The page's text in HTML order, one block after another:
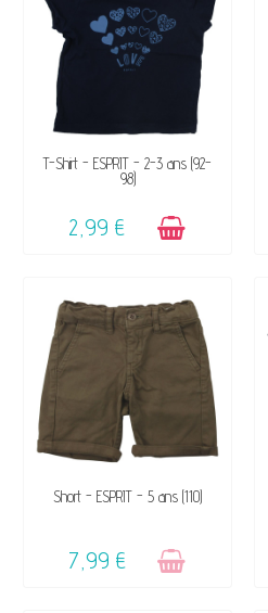
DISPONIBLE
T-Shirt - ESPRIT - 2-3 ans (92-
98)
2,99 €
VENDU, VICTIME DE SON
Short - ESPRIT - 5 ans (110)
7,99 €